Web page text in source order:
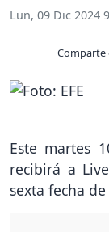
Lun, 09 Dic 2024
Comparte
Este martes
recibirá a
sexta fecha